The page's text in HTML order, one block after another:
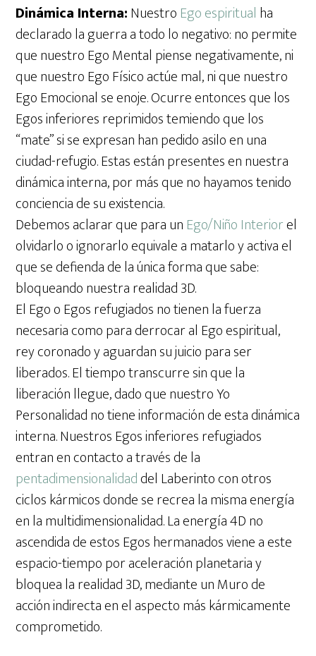
Dinámica Interna:Nuestro Ego espiritual ha
declarado la guerra a todo lo negativo: no permite
que nuestro Ego Mental piense negativamente, ni
que nuestro Ego Físico actúe mal, ni que nuestro
Ego Emocional se enoje. Ocurre entonces que los
Egos inferiores reprimidos temiendo que los
“mate” si se expresan han pedido asilo en una
ciudad-refugio. Estas están presentes en nuestra
dinámica interna, por más que no hayamos tenido
conciencia de su existencia.
Debemos aclarar que para un Ego/Niño Interiorel
olvidarlo o ignorarlo equivale a matarlo y activa el
que se defienda de la única forma que sabe:
bloqueando nuestra realidad 3D.
El Ego o Egos refugiados no tienen la fuerza
necesaria como para derrocar al Ego espiritual,
rey coronado y aguardan su juicio para ser
liberados. El tiempo transcurre sin que la
liberación llegue, dado que nuestro Yo
Personalidad no tiene información de esta dinámica
interna. Nuestros Egos inferiores refugiados
entran en contacto a través de la
pentadimensionalidaddel Laberinto con otros
ciclos kármicos donde se recrea la misma energía
en la multidimensionalidad. La energía 4D no
ascendida de estos Egos hermanados viene a este
espacio-tiempo por aceleración planetaria y
bloquea la realidad 3D, mediante un Muro de
acción indirecta en el aspecto más kármicamente
comprometido.